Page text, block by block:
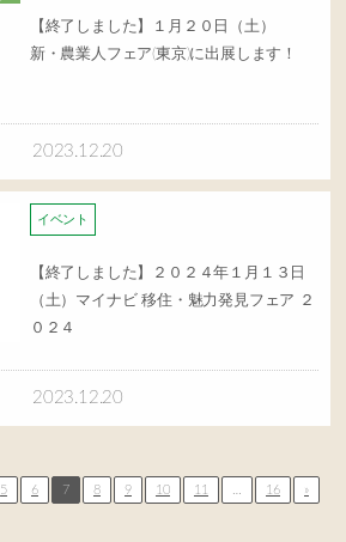
【終了しました】１月２０日（土）
新・農業人フェア(東京)に出展します！
2023.12.20
イベント
【終了しました】２０２４年１月１３日
（土）マイナビ 移住・魅力発見フェア ２
０２４
2023.12.20
5 6 7 8 9 10 11 16 »